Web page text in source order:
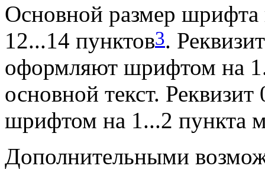
Основной размер
12...14 пунктов3.
оформляют шрифтом на
основной текст.
шрифтом на 1...2 пункта
Дополнительными